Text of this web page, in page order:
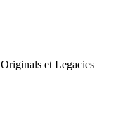
et Legacies